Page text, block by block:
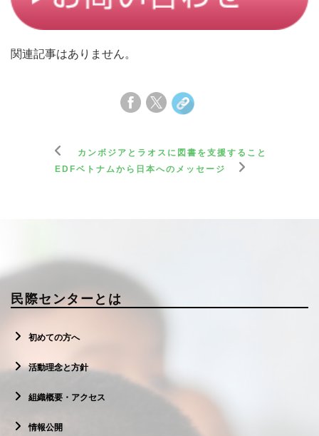
関連記事はありません。
カンボジアとラオスに図書を支援すること
EDFベトナムから日本へのメッセージ
民際センターとは
初めての方へ
活動理念と方針
組織概要・アクセス
情報公開